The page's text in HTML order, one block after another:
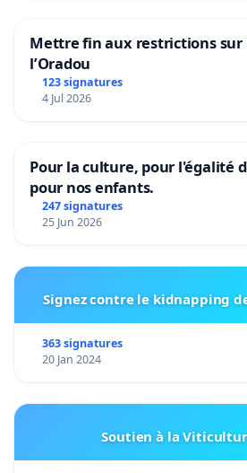
Mettre fin aux restrictions sur
l’Oradou
123 signatures
4 Jul 2026
Pour la culture, pour l'égalité
pour nos enfants.
247 signatures
25 Jun 2026
Signez contre le kidnapping
363 signatures
20 Jan 2024
Soutien à la